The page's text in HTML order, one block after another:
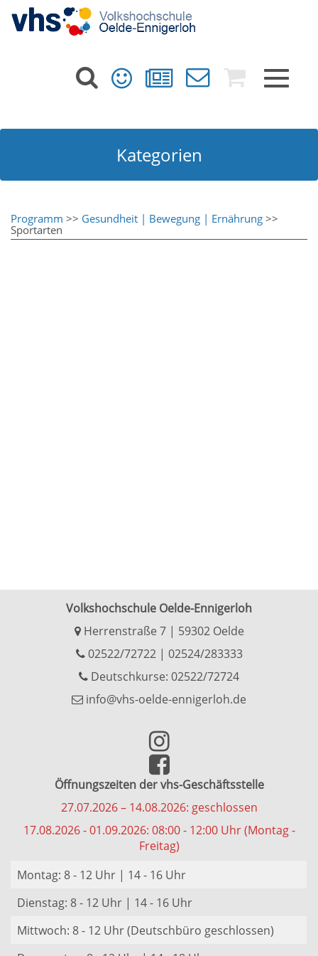
Toggle
Kategorien
Programm >> Gesundheit | Bewegung | Ernährung >>
Sportarten
Volkshochschule Oelde-Ennigerloh
Herrenstraße 7 | 59302 Oelde
02522/72722| 02524/283333
Deutschkurse: 02522/72724
info@vhs-oelde-ennigerloh.de
Öffnungszeiten der vhs-Geschäftsstelle
27.07.2026 – 14.08.2026: geschlossen
17.08.2026 - 01.09.2026: 08:00 - 12:00 Uhr (Montag -
Freitag)
Montag: 8 - 12 Uhr | 14 - 16 Uhr
Dienstag: 8 - 12 Uhr | 14 - 16 Uhr
Mittwoch: 8 - 12 Uhr (Deutschbüro geschlossen)